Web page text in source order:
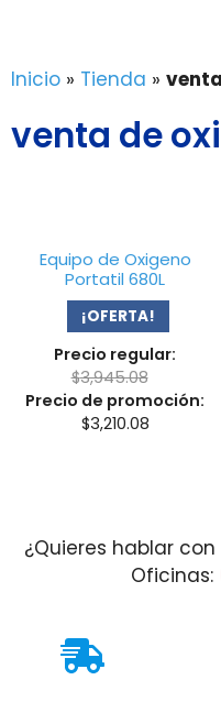
contenido
Inicio » Tienda »
venta de
Equipo de Oxigeno
Portatil 680L
¡OFERTA!
Precio regular:
$3,945.08
Precio de promoción:
$3,210.08
¿Quieres hablar
Oficinas: